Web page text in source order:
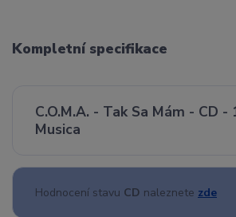
Kompletní specifikace
C.O.M.A. - Tak Sa Mám - CD -
Musica
Hodnocení stavu CD naleznete zde